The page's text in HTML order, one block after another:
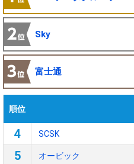
Sky
富士通
順位
4 SCSK
5 オービック